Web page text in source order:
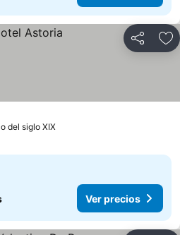
Compartir
del siglo XIX
Ver precios